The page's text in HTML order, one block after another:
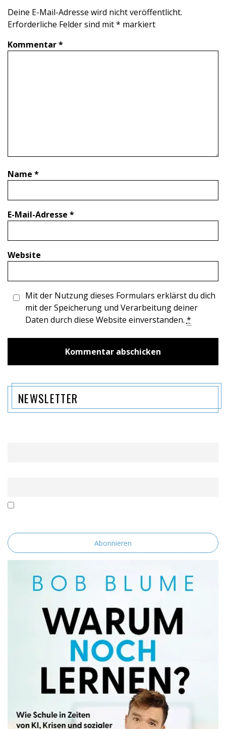
Deine E-Mail-Adresse wird nicht veröffentlicht.
Erforderliche Felder sind mit* markiert
Kommentar*
Name *
E-Mail-Adresse *
Website
Mit der Nutzung dieses Formulars erklärst du dich
mit der Speicherung und Verarbeitung deiner
Daten durch diese Website einverstanden. *
NEWSLETTER